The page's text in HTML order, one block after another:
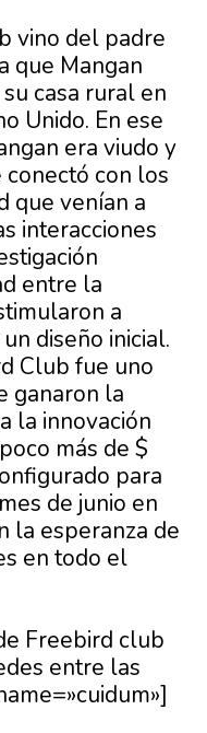
vino del padre
que Mangan
casa rural en
Unido. En ese
era viudo y
con los
que venían a
interacciones
entre la
a
diseño inicial.
Club fue uno
ganaron la
la innovación
más de $
para
de junio en
la esperanza de
en todo el
Freebird club
entre las